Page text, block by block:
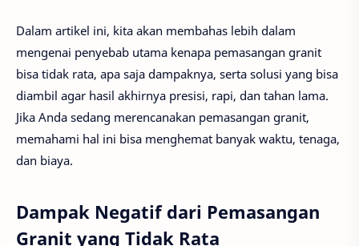
Dalam artikel ini, kita akan membahas lebih dalam
mengenai penyebab utama kenapa pemasangan granit
bisa tidak rata, apa saja dampaknya, serta solusi yang bisa
diambil agar hasil akhirnya presisi, rapi, dan tahan lama.
Jika Anda sedang merencanakan pemasangan granit,
memahami hal ini bisa menghemat banyak waktu, tenaga,
dan biaya.
Dampak Negatif dari Pemasangan
Granit yang Tidak Rata